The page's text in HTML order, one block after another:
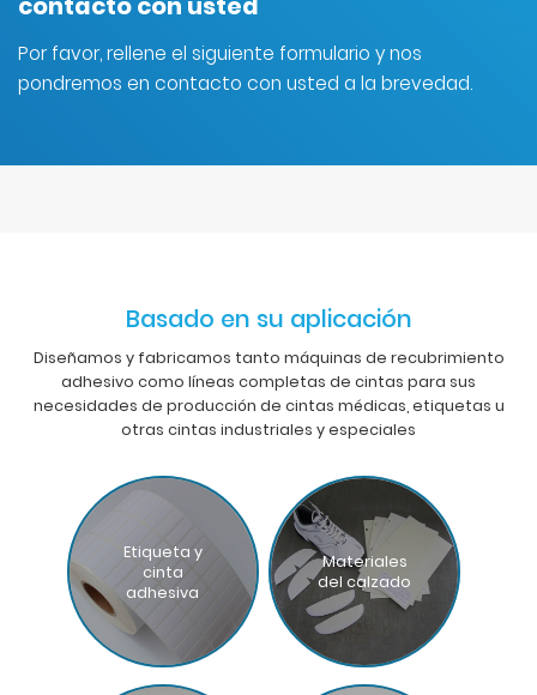
Por favor, rellene el siguiente formulario y nos
pondremos en contacto con usted a la brevedad.
Basado en su aplicación
Diseñamos y fabricamos tanto máquinas de recubrimiento
adhesivo como líneas completas de cintas para sus
necesidades de producción de cintas médicas, etiquetas u
otras cintas industriales y especiales
Etiqueta y
cinta
adhesiva
Materiales
del calzado